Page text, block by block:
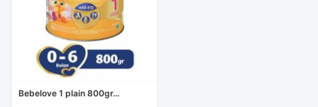
Bebelove 1 plain 800gr...